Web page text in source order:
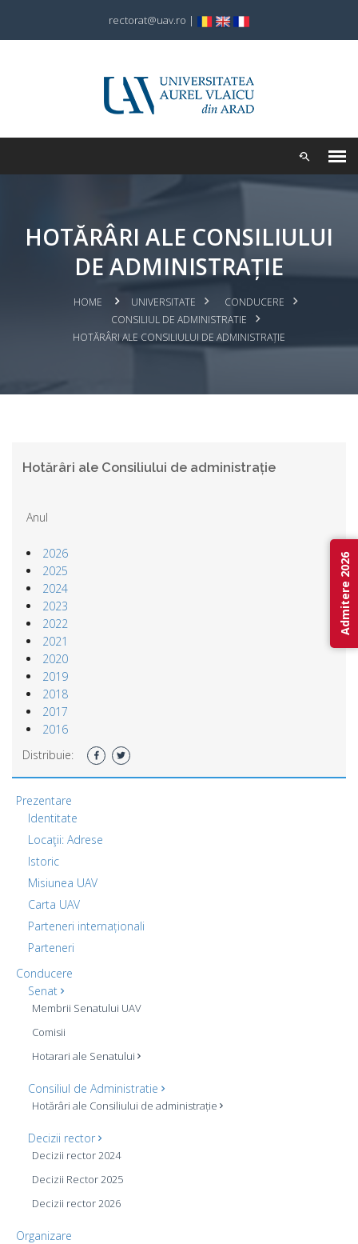
rectorat@uav.ro |
HOTĂRÂRI ALE CONSILIULUI
DE ADMINISTRAȚIE
HOME UNIVERSITATE
CONDUCERE
CONSILIUL DE ADMINISTRATIE
HOTĂRÂRI ALE CONSILIULUI DE ADMINISTRAȚIE
Hotărâri ale Consiliului de administrație
Anul
2026
2025
2024
2023
2022
2021
2020
2019
2018
2017
2016
Distribuie:
Prezentare
Identitate
Locaţii: Adrese
Istoric
Misiunea UAV
Carta UAV
Parteneri internaționali
Parteneri
Conducere
Senat
Membrii Senatului UAV
Comisii
Hotarari ale Senatului
Consiliul de Administratie
Hotărâri ale Consiliului de administrație
Decizii rector
Decizii rector 2024
Decizii Rector 2025
Decizii rector 2026
Organizare
Admitere 2026